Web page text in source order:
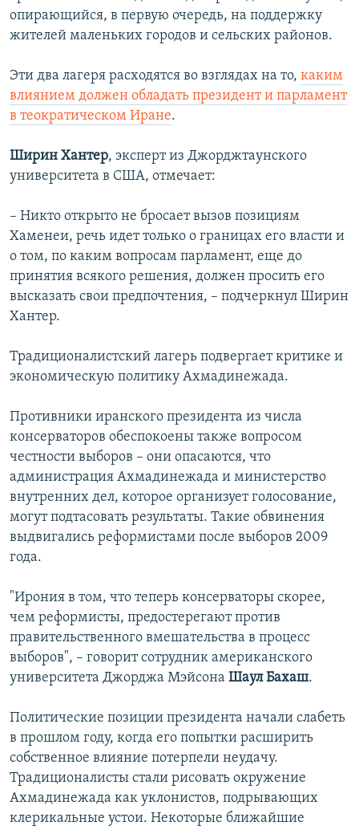
опирающийся, в первую очередь, на поддержку
жителей маленьких городов и сельских районов.
Эти два лагеря расходятся во взглядах на то, каким
влиянием должен обладать президент и парламент
в теократическом Иране.
Ширин Хантер, эксперт из Джорджтаунского
университета в США, отмечает:
– Никто открыто не бросает вызов позициям
Хаменеи, речь идет только о границах его власти и
о том, по каким вопросам парламент, еще до
принятия всякого решения, должен просить его
высказать свои предпочтения, – подчеркнул Ширин
Хантер.
Традиционалистский лагерь подвергает критике и
экономическую политику Ахмадинежада.
Противники иранского президента из числа
консерваторов обеспокоены также вопросом
честности выборов – они опасаются, что
администрация Ахмадинежада и министерство
внутренних дел, которое организует голосование,
могут подтасовать результаты. Такие обвинения
выдвигались реформистами после выборов 2009
года.
"Ирония в том, что теперь консерваторы скорее,
чем реформисты, предостерегают против
правительственного вмешательства в процесс
выборов", – говорит сотрудник американского
университета Джорджа Мэйсона Шаул Бахаш.
Политические позиции президента начали слабеть
в прошлом году, когда его попытки расширить
собственное влияние потерпели неудачу.
Традиционалисты стали рисовать окружение
Ахмадинежада как уклонистов, подрывающих
клерикальные устои. Некоторые ближайшие